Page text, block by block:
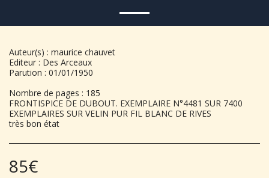
Auteur(s) : maurice chauvet
Editeur : Des Arceaux
Parution : 01/01/1950
Nombre de pages : 185
FRONTISPICE DE DUBOUT. EXEMPLAIRE N°4481 SUR 7400
EXEMPLAIRES SUR VELIN PUR FIL BLANC DE RIVES
très bon état
85€